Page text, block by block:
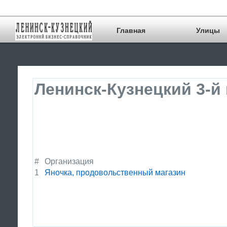
Главная Улицы
Ленинск-Кузнецкий 3-
#
Организация
1
Яночка, продовольственный магазин